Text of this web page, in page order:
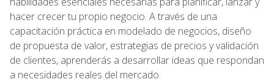
hacer crecer tu propio negocio. A través de una
capacitación práctica en modelado de negocios, diseño
de propuesta de valor, estrategias de precios y validación
de clientes, aprenderás a desarrollar ideas que respondan
a necesidades reales del mercado.